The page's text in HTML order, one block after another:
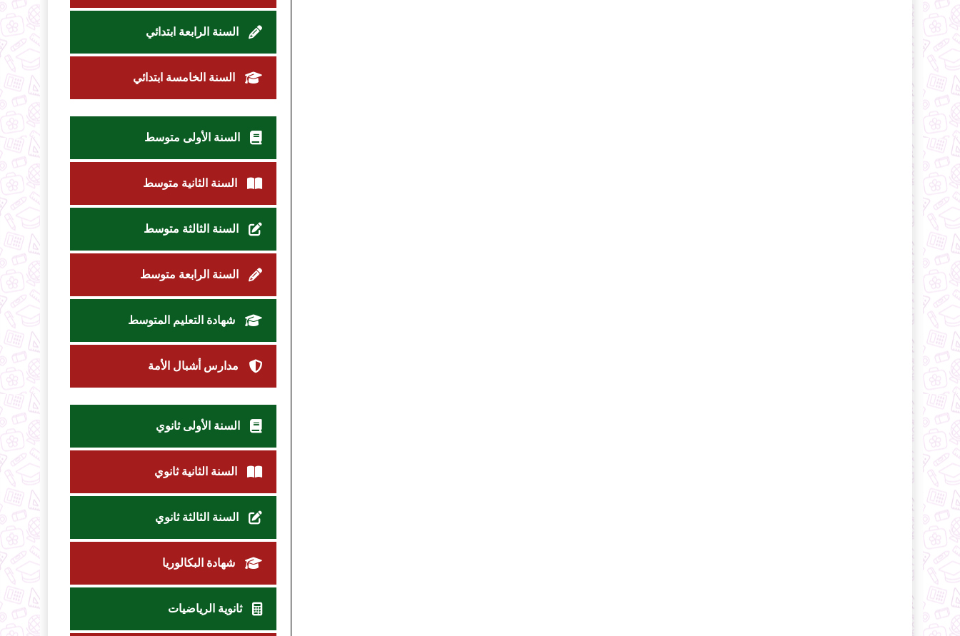
السنة الرابعة ابتدائي
السنة الخامسة ابتدائي
السنة الأولى متوسط
السنة الثانية متوسط
السنة الثالثة متوسط
السنة الرابعة متوسط
شهادة التعليم المتوسط
مدارس أشبال الأمة
السنة الأولى ثانوي
السنة الثانية ثانوي
السنة الثالثة ثانوي
شهادة البكالوريا
ثانوية الرياضيات